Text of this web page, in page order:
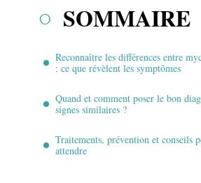
SOMMAIRE
Reconnaître les différences entre
: ce que révèlent les symptômes
Quand et comment poser le bon
signes similaires ?
Traitements, prévention et conseils
attendre